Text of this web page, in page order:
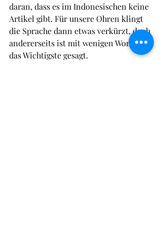
daran, dass es im Indonesischen keine
Artikel gibt. Für unsere Ohren klingt
die Sprache dann etwas verkürzt, doch
andererseits ist mit wenigen Worten
das Wichtigste gesagt.